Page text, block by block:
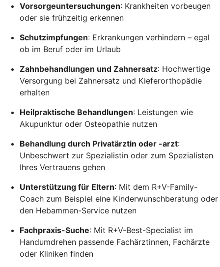
Vorsorgeuntersuchungen: Krankheiten vorbeugen
oder sie frühzeitig erkennen
Schutzimpfungen: Erkrankungen verhindern – egal
ob im Beruf oder im Urlaub
Zahnbehandlungen und Zahnersatz: Hochwertige
Versorgung bei Zahnersatz und Kieferorthopädie
erhalten
Heilpraktische Behandlungen: Leistungen wie
Akupunktur oder Osteopathie nutzen
Behandlung durch Privatärztin oder -arzt:
Unbeschwert zur Spezialistin oder zum Spezialisten
Ihres Vertrauens gehen
Unterstützung für Eltern: Mit dem R+V-Family-
Coach zum Beispiel eine Kinderwunschberatung oder
den Hebammen-Service nutzen
Fachpraxis-Suche: Mit R+V-Best-Specialist im
Handumdrehen passende Fachärztinnen, Fachärzte
oder Kliniken finden